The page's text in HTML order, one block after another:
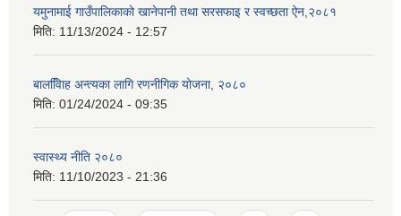
यमुनामाई गाउँपालिकाको खानेपानी तथा सरसफाइ र स्वच्छता ऐन,२०८१
मिति: 11/13/2024 - 12:57
बालवििाह अन्त्यका लागि रणनीगिक योजना, २०८०
मिति: 01/24/2024 - 09:35
स्वास्थ्य नीति २०८०
मिति: 11/10/2023 - 21:36